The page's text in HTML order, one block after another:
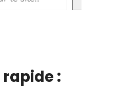
: